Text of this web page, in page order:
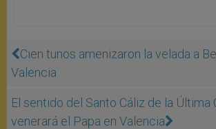
Cien tunos amenizaron la velada a
Valencia
El sentido del Santo Cáliz de la Última
venerará el Papa en Valencia